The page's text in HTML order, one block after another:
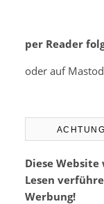
per Reader
oder auf
Diese Website
Lesen
Werbung!